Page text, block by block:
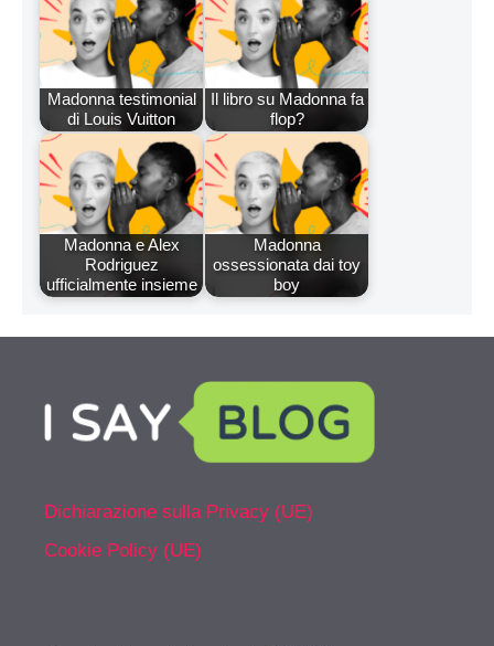
Madonna testimonial
di Louis Vuitton
Il libro su Madonna fa
flop?
Madonna e Alex
Rodriguez
ufficialmente insieme
Madonna
ossessionata dai toy
boy
Dichiarazione sulla Privacy (UE)
Cookie Policy (UE)